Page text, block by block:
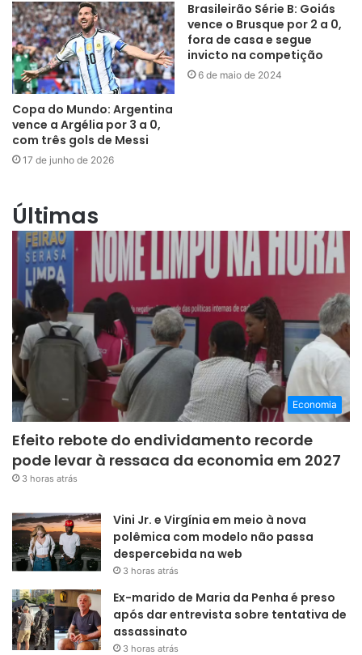
Copa do Mundo: Argentina
vence a Argélia por 3 a 0,
com três gols de Messi
17 de junho de 2026
Brasileirão Série B: Goiás
vence o Brusque por 2 a 0,
fora de casa e segue
invicto na competição
6 de maio de 2024
Últimas
Economia
Efeito rebote do endividamento recorde
pode levar à ressaca da economia em 2027
3 horas atrás
Vini Jr. e Virgínia em meio à nova
polêmica com modelo não passa
despercebida na web
3 horas atrás
Ex-marido de Maria da Penha é preso
após dar entrevista sobre tentativa de
assassinato
3 horas atrás